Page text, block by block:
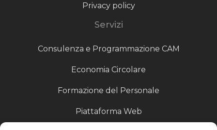
Privacy policy
Servizi
Consulenza e Programmazione CAM
Economia Circolare
Formazione del Personale
Piattaforma Web